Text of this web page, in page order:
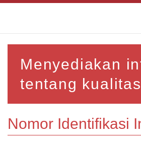
Menyediakan
tentang
Nomor Identifikasi